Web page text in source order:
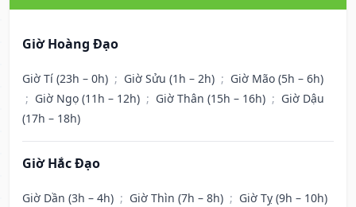
Giờ Hoàng Đạo
Giờ Tí (23h – 0h) ; Giờ Sửu (1h – 2h) ; Giờ Mão (5h – 6h)
; Giờ Ngọ (11h – 12h) ; Giờ Thân (15h – 16h) ; Giờ Dậu
(17h – 18h)
Giờ Hắc Đạo
Giờ Dần (3h – 4h) ; Giờ Thìn (7h – 8h) ; Giờ Tỵ (9h – 10h)